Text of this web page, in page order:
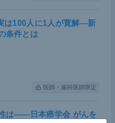
は100人に1人が寛解―新
条件とは
医師・歯科医師限定
は――日本癌学会 がんを